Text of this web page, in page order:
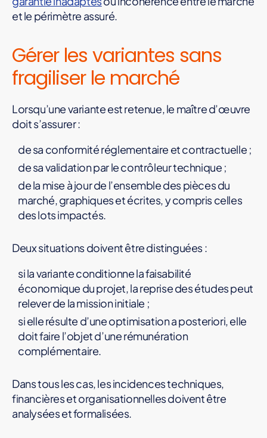
et le périmètre assuré.
Gérer les variantes sans
fragiliser le marché
Lorsqu’une variante est retenue, le maître d’œuvre
doit s’assurer :
de sa conformité réglementaire et contractuelle ;
de sa validation par le contrôleur technique ;
de la mise à jour de l’ensemble des pièces du
marché, graphiques et écrites, y compris celles
des lots impactés.
Deux situations doivent être distinguées :
si la variante conditionne la faisabilité
économique du projet, la reprise des études peut
relever de la mission initiale ;
si elle résulte d’une optimisation a posteriori, elle
doit faire l’objet d’une rémunération
complémentaire.
Dans tous les cas, les incidences techniques,
financières et organisationnelles doivent être
analysées et formalisées.